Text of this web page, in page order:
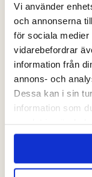
Vi använder
och annonserna
för sociala
vidarebefordrar
information från
annons- och
Dessa kan i sin
information som